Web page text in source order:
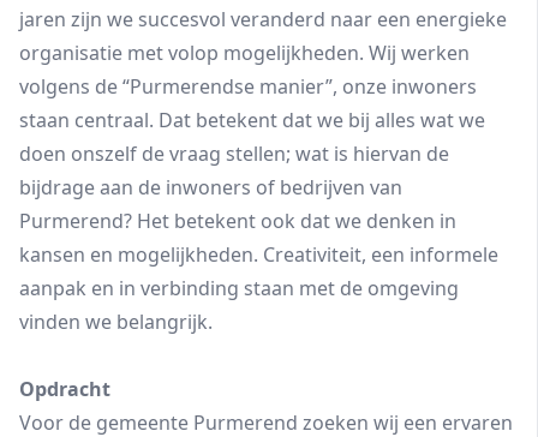
jaren zijn we succesvol veranderd naar een energieke
organisatie met volop mogelijkheden. Wij werken
volgens de “Purmerendse manier”, onze inwoners
staan centraal. Dat betekent dat we bij alles wat we
doen onszelf de vraag stellen; wat is hiervan de
bijdrage aan de inwoners of bedrijven van
Purmerend? Het betekent ook dat we denken in
kansen en mogelijkheden. Creativiteit, een informele
aanpak en in verbinding staan met de omgeving
vinden we belangrijk.
Opdracht
Voor de gemeente Purmerend zoeken wij een ervaren